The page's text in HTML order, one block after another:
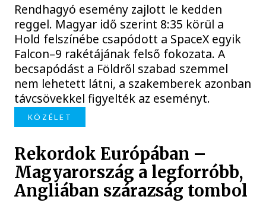
Rendhagyó esemény zajlott le kedden
reggel. Magyar idő szerint 8:35 körül a
Hold felszínébe csapódott a SpaceX egyik
Falcon–9 rakétájának felső fokozata. A
becsapódást a Földről szabad szemmel
nem lehetett látni, a szakemberek azonban
távcsövekkel figyelték az eseményt.
KÖZÉLET
Rekordok Európában –
Magyarország a legforróbb,
Angliában szárazság tombol